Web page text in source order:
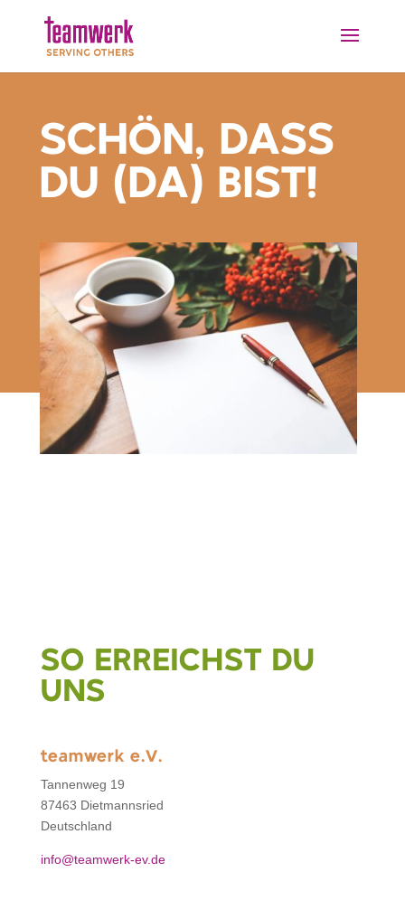
SCHÖN, DASS
DU (DA) BIST!
SO ERREICHST DU
UNS
teamwerk e.V.
Tannenweg 19
87463 Dietmannsried
Deutschland
info@teamwerk-ev.de